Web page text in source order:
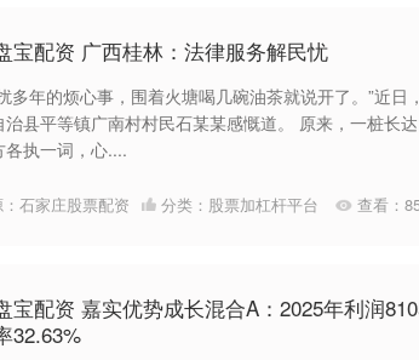
宝配资 广西桂林：法律服务解民忧
多年的烦心事，围着火塘喝几碗油茶就说开了。”近日
治县平等镇广南村村民石某某感慨道。 原来，一桩长
各执一词，心....
石家庄股票配资 分类： 股票加杠杆平台 查看：
宝配资 嘉实优势成长混合A：2025年利润
32.63%